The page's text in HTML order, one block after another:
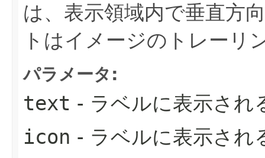
は、表示領域内で垂直方
トはイメージのトレーリ
パラメータ:
text - ラベルに表示され
icon - ラベルに表示され